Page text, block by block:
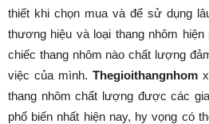
thiết khi chọn mua và để sử dụng
thương hiệu và loại thang nhôm
chiếc thang nhôm nào chất lượng
việc của mình.Thegioithangnhom
thang nhôm chất lượng được các
phổ biến nhất hiện nay, hy vọng có